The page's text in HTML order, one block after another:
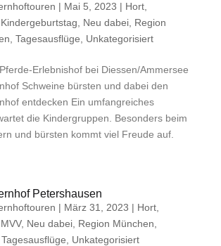
| Mai 5, 2023 | Hort,
Kindergeburtstag Neu dabei, Region
Tagesausflüge Unkategorisiert
Erlebnishof bei Diessen/Ammersee
Schweine bürsten und dabei den
entdecken Ein umfangreiches
die Kindergruppen. Besonders beim
und bürsten kommt viel Freude auf.
Petershausen
| März 31, 2023 | Hort,
MVV, Neu dabei, Region München
Tagesausflüge Unkategorisiert